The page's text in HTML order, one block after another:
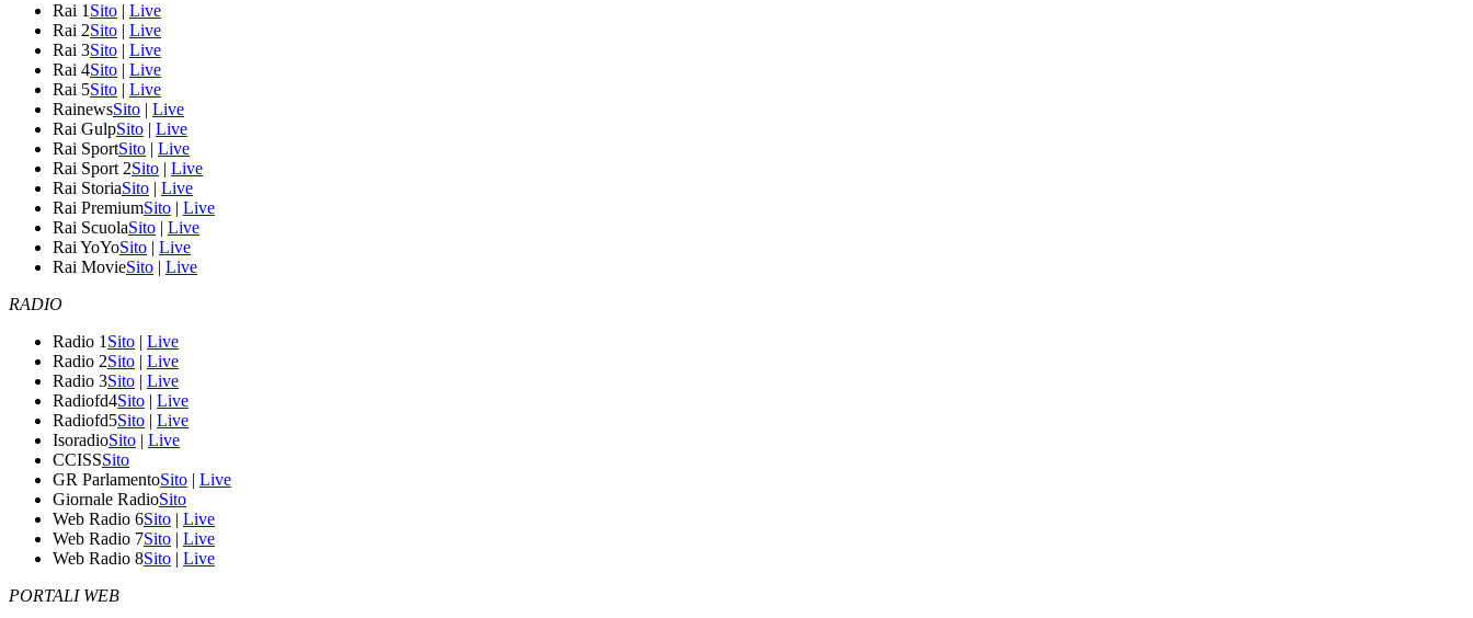
Rai 1 Sito | Live
Rai 2Sito | Live
Rai 3Sito | Live
Rai 4Sito | Live
Rai 5Sito | Live
RainewsSito | Live
Rai GulpSito | Live
Rai SportSito | Live
Rai Sport 2Sito | Live
Rai StoriaSito | Live
Rai PremiumSito | Live
Rai ScuolaSito | Live
Rai YoYoSito | Live
Rai MovieSito | Live
RADIO
Radio 1 Sito | Live
Radio 2Sito | Live
Radio 3Sito | Live
Radiofd4Sito | Live
Radiofd5Sito | Live
IsoradioSito | Live
CCISSSito
GR ParlamentoSito | Live
Giornale RadioSito
Web Radio 6Sito | Live
Web Radio 7Sito | Live
Web Radio 8Sito | Live
PORTALI WEB